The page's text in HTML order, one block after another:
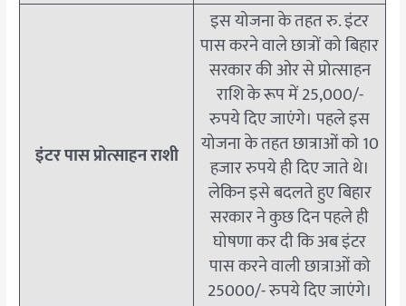
इंटर पास प्रोत्साहन राशी
इस योजना के तहत रु. इंटर
पास करने वाले छात्रों को बिहार
सरकार की ओर से प्रोत्साहन
राशि के रूप में 25,000/-
रुपये दिए जाएंगे। पहले इस
योजना के तहत छात्राओं को 10
हजार रुपये ही दिए जाते थे।
लेकिन इसे बदलते हुए बिहार
सरकार ने कुछ दिन पहले ही
घोषणा कर दी कि अब इंटर
पास करने वाली छात्राओं को
25000/- रुपये दिए जाएंगे।